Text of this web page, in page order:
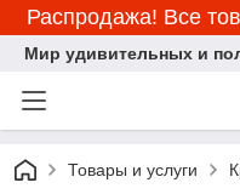
Распродажа! Все
Мир удивительных и
Товары и услуги